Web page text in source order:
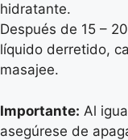
hidratante.
Después de 15 –
líquido derretido,
masajee.
Importante: Al
asegúrese de